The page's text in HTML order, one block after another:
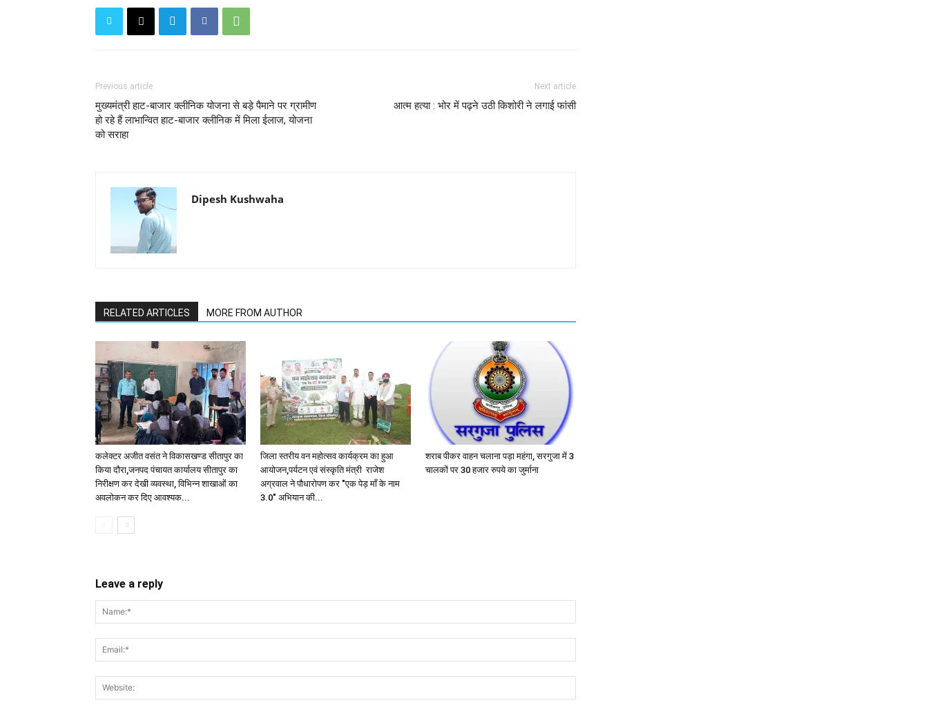
Previous article
मुख्यमंत्री हाट-बाजार क्लीनिक योजना से बड़े पैमाने पर ग्रामीण
हो रहे हैं लाभान्वित हाट-बाजार क्लीनिक में मिला ईलाज, योजना
को सराहा
Next article
आत्म हत्या : भोर में पढ़ने उठी किशोरी ने लगाई फांसी
Dipesh Kushwaha
RELATED ARTICLES MORE FROM AUTHOR
कलेक्टर अजीत वसंत ने विकासखण्ड सीतापुर का
किया दौरा,जनपद पंचायत कार्यालय सीतापुर का
निरीक्षण कर देखी व्यवस्था, विभिन्न शाखाओं का
अवलोकन कर दिए आवश्यक...
जिला स्तरीय वन महोत्सव कार्यक्रम का हुआ
आयोजन,पर्यटन एवं संस्कृति मंत्री राजेश
अग्रवाल ने पौधारोपण कर "एक पेड़ माँ के नाम
3.0" अभियान की...
शराब पीकर वाहन चलाना पड़ा महंगा, सरगुजा में 3
चालकों पर 30 हजार रुपये का जुर्माना
Leave a reply